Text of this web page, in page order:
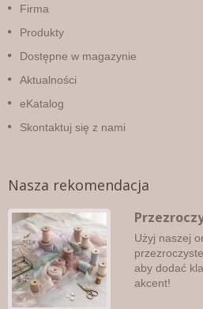
Firma
Produkty
Dostępne w magazynie
Aktualności
eKatalog
Skontaktuj się z nami
Nasza rekomendacja
Użyj naszej
aby dodać
akcent!